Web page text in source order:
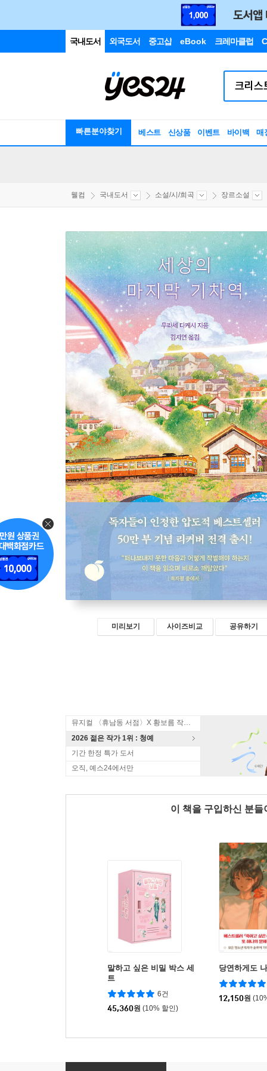
국내도서 외국도서 중고샵 eBook 크레마클럽
빠른분야찾기 베스트 신상품 이벤트 바이백 매
웰컴 국내도서 소설/시/희곡 장르소설
미리보기 사이즈비교 공유하기
뮤지컬 〈휴남동 서점〉X 황보름 작가 북토크
2026 젊은 작가 1위 : 청예
기간 한정 특가 도서
오직, 예스24에서만
이 책을 구입하신 분
말하고 싶은 비밀 박스 세
트
6건
45,360원 (10% 할인)
당연하게도
12,150원